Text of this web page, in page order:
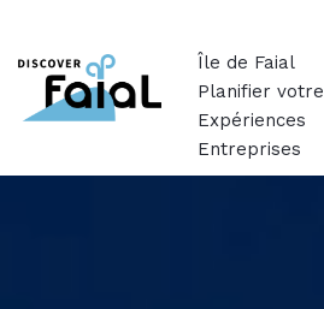
Île de Faial
Planifier
Expériences
Entreprises